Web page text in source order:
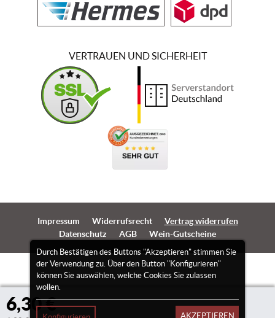
6,30 €
Durch Bestätigen des Buttons "Akzeptieren" stimmen Sie
der Verwendung zu. Über den Button "Konfigurieren"
können Sie auswählen, welche Cookies Sie zulassen
wollen.
AKZEPTIEREN
VERTRAUEN UND SICHERHEIT
Impressum Widerrufsrecht
Vertrag widerrufen
Datenschutz
AGB Wein-Gutscheine